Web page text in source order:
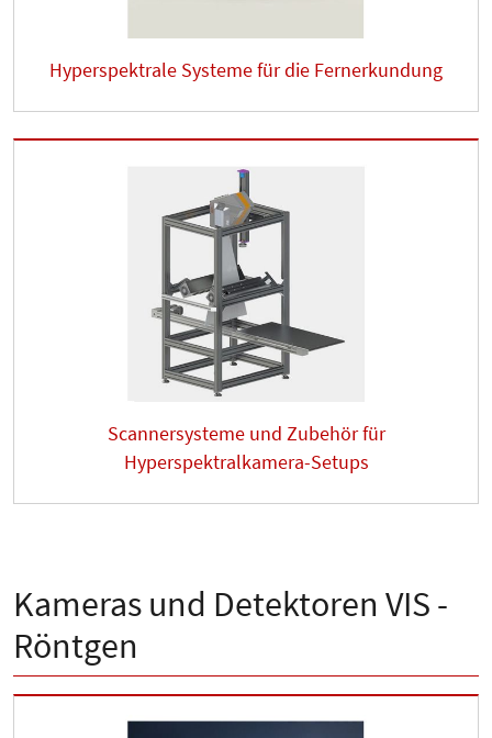
Hyperspektrale Systeme für die Fernerkundung
Scannersysteme und Zubehör für
Hyperspektralkamera-Setups
Kameras und Detektoren VIS -
Röntgen